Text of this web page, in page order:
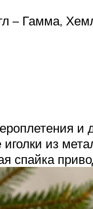
– Гамма,
из
спайка